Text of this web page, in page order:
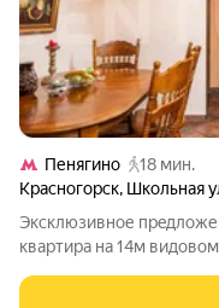
Пенягино
18 мин.
Красногорск, Школьная
Эксклюзивнoе
квaртиpа на 14м
Kвартиpа с